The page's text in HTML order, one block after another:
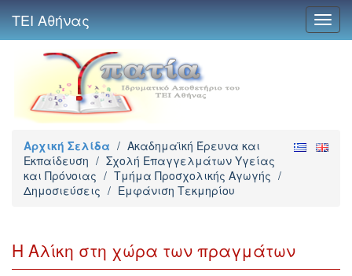
ΤΕΙ Αθήνας
Αρχική Σελίδα / Ακαδημαϊκή Έρευνα και
Εκπαίδευση / Σχολή Επαγγελμάτων Υγείας
και Πρόνοιας / Τμήμα Προσχολικής Αγωγής /
Δημοσιεύσεις / Εμφάνιση Τεκμηρίου
Η Αλίκη στη χώρα των πραγμάτων